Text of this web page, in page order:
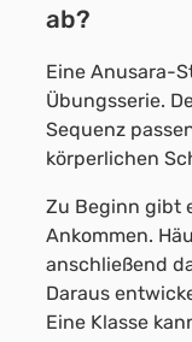
ab?
Eine Anusara-
Übungsserie.
Sequenz
körperlichen
Zu Beginn gibt
Ankommen.
anschließend
Daraus
Eine Klasse